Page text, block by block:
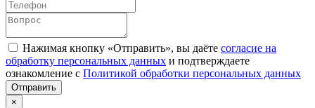
Нажимая кнопку «Отправить», вы даёте согласие на
обработку персональных данных и подтверждаете
ознакомление с Политикой обработки персональных данных
×